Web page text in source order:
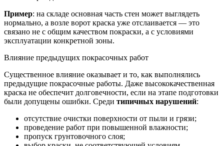
Пример: на складе основная часть стен может выглядеть
нормально, а возле ворот краска уже отслаивается — это
связано не с общим качеством покраски, а с условиями
эксплуатации конкретной зоны.
Влияние предыдущих покрасочных работ
Существенное влияние оказывает и то, как выполнялись
предыдущие покрасочные работы. Даже высококачественная
краска не обеспечит долговечности, если на этапе подготовки
были допущены ошибки. Среди типичных нарушений:
отсутствие очистки поверхности от пыли и грязи;
проведение работ при повышенной влажности;
пропуск грунтовочного слоя;